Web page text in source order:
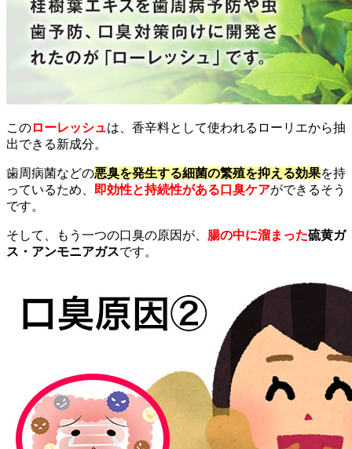
このローレッシュは、香辛料として使われるローリエから抽
出できる新成分。
歯周病菌などの悪臭を発生する細菌の繁殖を抑える効果を持
っているため、 即効性と持続性がある口臭ケアができるそう
です。
そして、もう一つの口臭の原因が、 腸の中に溜まった硫黄ガ
ス・アンモニアガスです。